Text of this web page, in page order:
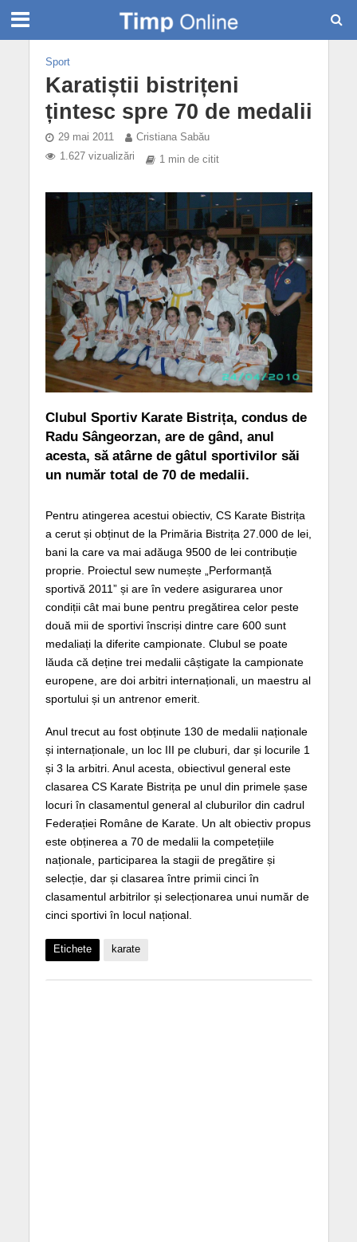
Sport
Karatiștii bistrițeni
țintesc spre 70 de medalii
29 mai 2011
Cristiana Sabău
1.627 vizualizări
1 min de citit
Clubul Sportiv Karate Bistrița, condus de
Radu Sângeorzan, are de gând, anul
acesta, să atârne de gâtul sportivilor săi
un număr total de 70 de medalii.
Pentru atingerea acestui obiectiv, CS Karate Bistrița
a cerut și obținut de la Primăria Bistrița 27.000 de lei,
bani la care va mai adăuga 9500 de lei contribuție
proprie. Proiectul sew numește „Performanță
sportivă 2011” și are în vedere asigurarea unor
condiții cât mai bune pentru pregătirea celor peste
două mii de sportivi înscriși dintre care 600 sunt
medaliați la diferite campionate. Clubul se poate
lăuda că deține trei medalii câștigate la campionate
europene, are doi arbitri internaționali, un maestru al
sportului și un antrenor emerit.
Anul trecut au fost obținute 130 de medalii naționale
și internaționale, un loc III pe cluburi, dar și locurile 1
și 3 la arbitri. Anul acesta, obiectivul general este
clasarea CS Karate Bistrița pe unul din primele șase
locuri în clasamentul general al cluburilor din cadrul
Federației Române de Karate. Un alt obiectiv propus
este obținerea a 70 de medalii la competețiile
naționale, participarea la stagii de pregătire și
selecție, dar și clasarea între primii cinci în
clasamentul arbitrilor și selecționarea unui număr de
cinci sportivi în locul național.
Etichete karate